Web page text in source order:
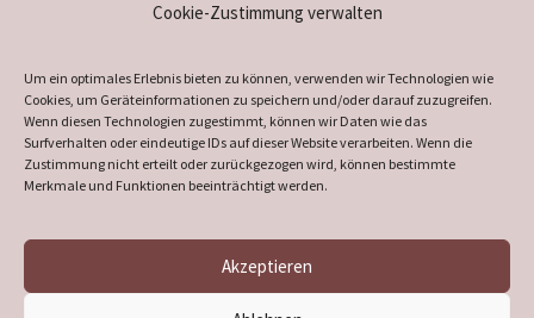
Cookie-Zustimmung verwalten
Um ein optimales Erlebnis bieten zu können, verwenden wir Technologien wie
Cookies, um Geräteinformationen zu speichern und/oder darauf zuzugreifen.
Wenn diesen Technologien zugestimmt, können wir Daten wie das
Surfverhalten oder eindeutige IDs auf dieser Website verarbeiten. Wenn die
Zustimmung nicht erteilt oder zurückgezogen wird, können bestimmte
Merkmale und Funktionen beeinträchtigt werden.
Akzeptieren
supported by DÖ